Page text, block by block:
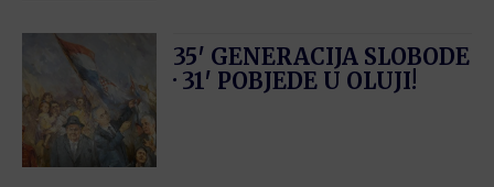
35′ GENERACIJA SLOBODE
· 31′ POBJEDE U OLUJI!